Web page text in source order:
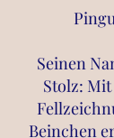
Seinen
Stolz:
Beinchen